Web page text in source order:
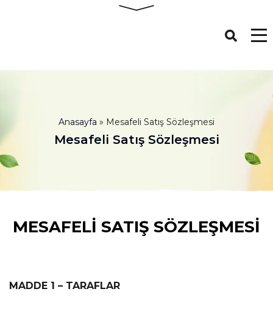
Anasayfa » Mesafeli Satış Sözleşmesi
Mesafeli Satış Sözleşmesi
MESAFELİ SATIŞ SÖZLEŞMESİ
MADDE 1 – TARAFLAR